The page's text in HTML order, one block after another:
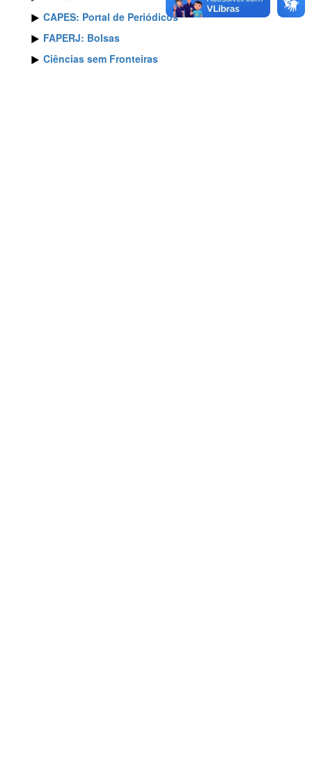
CAPES: Portal de Periódicos
FAPERJ: Bolsas
Ciências sem Fronteiras